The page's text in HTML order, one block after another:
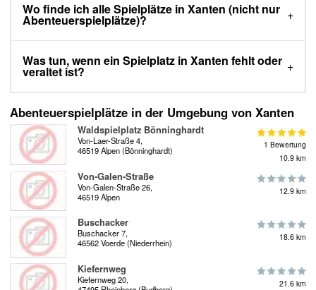
Wo finde ich alle Spielplätze in Xanten (nicht nur
Abenteuerspielplätze)?
Was tun, wenn ein Spielplatz in Xanten fehlt oder
veraltet ist?
Abenteuerspielplätze in der Umgebung von Xanten
Waldspielplatz Bönninghardt
Von-Laer-Straße 4,
46519 Alpen (Bönninghardt)
1 Bewertung
10.9 km
Von-Galen-Straße
Von-Galen-Straße 26,
46519 Alpen
12.9 km
Buschacker
Buschacker 7,
46562 Voerde (Niederrhein)
18.6 km
Kiefernweg
Kiefernweg 20,
21.6 km